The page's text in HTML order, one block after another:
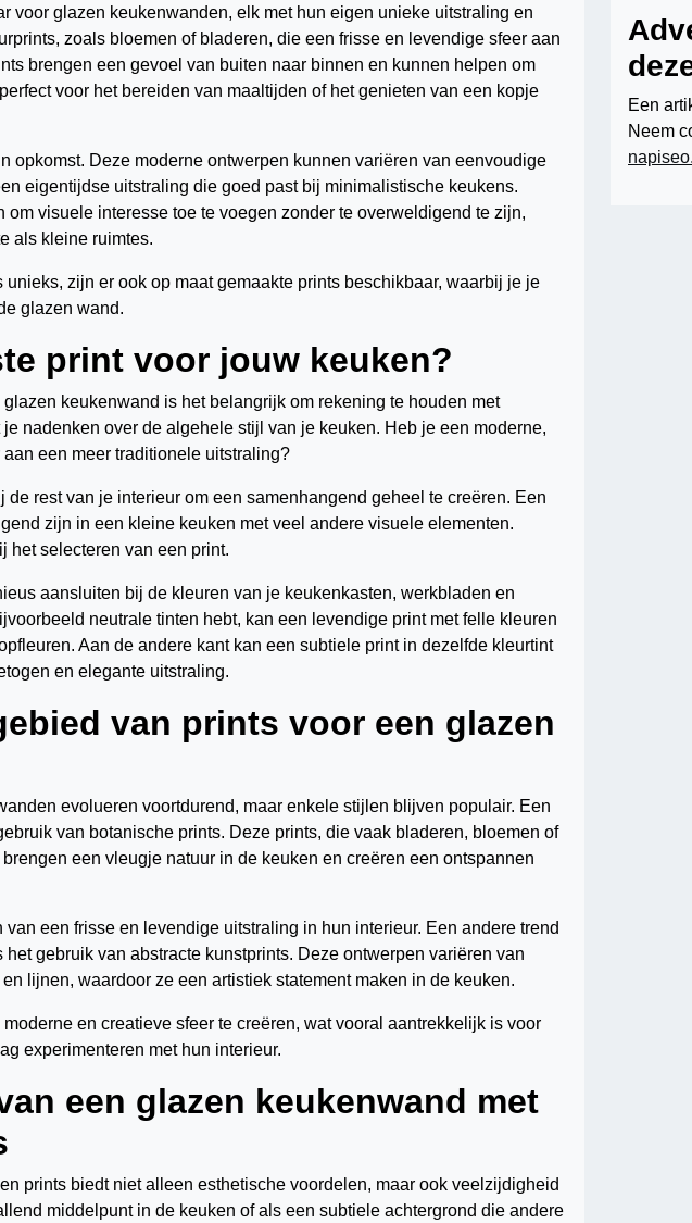
voor glazen keukenwanden, elk met hun eigen unieke uitstraling en
zoals bloemen of bladeren, die een frisse en levendige sfeer aan
brengen een gevoel van buiten naar binnen en kunnen helpen om
voor het bereiden van maaltijden of het genieten van een kopje
opkomst. Deze moderne ontwerpen kunnen variëren van eenvoudige
eigentijdse uitstraling die goed past bij minimalistische keukens.
visuele interesse toe te voegen zonder te overweldigend te zijn,
als kleine ruimtes.
zijn er ook op maat gemaakte prints beschikbaar, waarbij je je
glazen wand.
print voor jouw keuken?
keukenwand is het belangrijk om rekening te houden met
nadenken over de algehele stijl van je keuken. Heb je een moderne,
een meer traditionele uitstraling?
rest van je interieur om een samenhangend geheel te creëren. Een
zijn in een kleine keuken met veel andere visuele elementen.
het selecteren van een print.
aansluiten bij de kleuren van je keukenkasten, werkbladen en
neutrale tinten hebt, kan een levendige print met felle kleuren
Aan de andere kant kan een subtiele print in dezelfde kleurtint
en elegante uitstraling.
van prints voor een glazen
evolueren voortdurend, maar enkele stijlen blijven populair. Een
van botanische prints. Deze prints, die vaak bladeren, bloemen of
een vleugje natuur in de keuken en creëren een ontspannen
een frisse en levendige uitstraling in hun interieur. Een andere trend
gebruik van abstracte kunstprints. Deze ontwerpen variëren van
lijnen, waardoor ze een artistiek statement maken in de keuken.
en creatieve sfeer te creëren, wat vooral aantrekkelijk is voor
experimenteren met hun interieur.
een glazen keukenwand met
prints biedt niet alleen esthetische voordelen, maar ook veelzijdigheid
middelpunt in de keuken of als een subtiele achtergrond die andere
Een
Neem